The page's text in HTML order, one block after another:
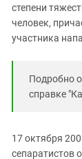
степени
человек,
участника
Подробно о
справке
17 октября
сепаратистов